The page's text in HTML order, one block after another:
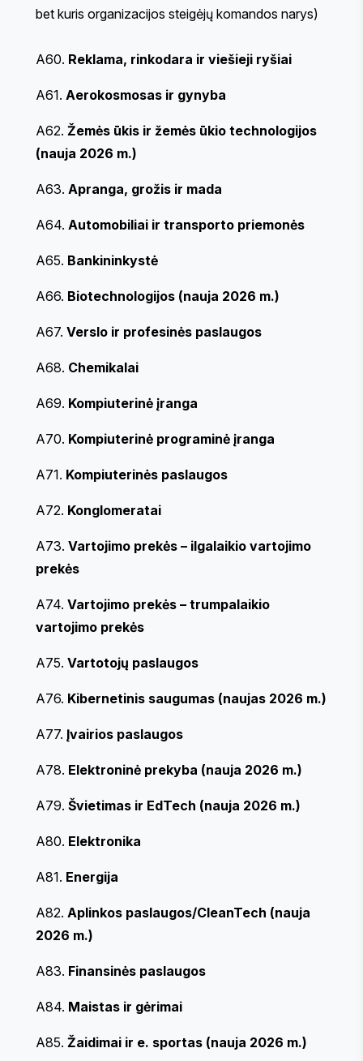
bet kuris organizacijos steigėjų komandos narys)
A60. Reklama, rinkodara ir viešieji ryšiai
A61. Aerokosmosas ir gynyba
A62. Žemės ūkis ir žemės ūkio technologijos
(nauja 2026 m.)
A63. Apranga, grožis ir mada
A64. Automobiliai ir transporto priemonės
A65. Bankininkystė
A66. Biotechnologijos (nauja 2026 m.)
A67. Verslo ir profesinės paslaugos
A68. Chemikalai
A69. Kompiuterinė įranga
A70. Kompiuterinė programinė įranga
A71. Kompiuterinės paslaugos
A72. Konglomeratai
A73. Vartojimo prekės – ilgalaikio vartojimo
prekės
A74. Vartojimo prekės – trumpalaikio
vartojimo prekės
A75. Vartotojų paslaugos
A76. Kibernetinis saugumas (naujas 2026 m.)
A77. Įvairios paslaugos
A78. Elektroninė prekyba (nauja 2026 m.)
A79. Švietimas ir EdTech (nauja 2026 m.)
A80. Elektronika
A81. Energija
A82. Aplinkos paslaugos/CleanTech (nauja
2026 m.)
A83. Finansinės paslaugos
A84. Maistas ir gėrimai
A85. Žaidimai ir e. sportas (nauja 2026 m.)